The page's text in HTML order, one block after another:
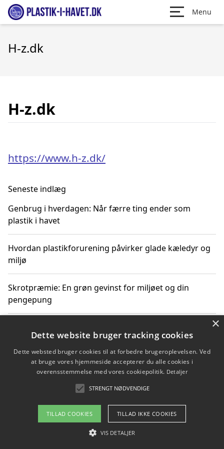
Menu
H-z.dk
H-z.dk
https://www.h-z.dk/
Seneste indlæg
Genbrug i hverdagen: Når færre ting ender som
plastik i havet
Hvordan plastikforurening påvirker glade kæledyr og
miljø
Skrotpræmie: En grøn gevinst for miljøet og din
pengepung
Hvordan blåfade med rist kan hjælpe med at reducere
plastik i havet
Spil kasinospil på et troværdigt online casino: Din
guide til sikker og sjov underholdning
Copyright 2026 - Pilanto Aps
Om / kontakt
×
Dette website bruger tracking cookies
Dette websted bruger cookies til at forbedre brugeroplevelsen. Ved
at bruge vores hjemmeside accepterer du alle cookies i
overensstemmelse med vores cookiepolitik. Detaljer
STRENGT NØDVENDIGE
TILLAD COOKIES TILLAD IKKE COOKIES
VIS DETALJER